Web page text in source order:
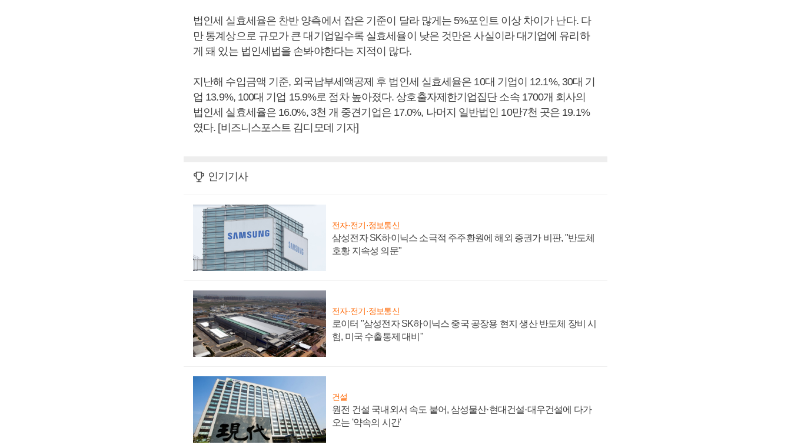
법인세 실효세율은 찬반 양측에서 잡은 기준이 달라 많게는 5%포인트 이상 차이가 난다. 다
만 통계상으로 규모가 큰 대기업일수록 실효세율이 낮은 것만은 사실이라 대기업에 유리하
게 돼 있는 법인세법을 손봐야한다는 지적이 많다.
지난해 수입금액 기준, 외국납부세액공제 후 법인세 실효세율은 10대 기업이 12.1%, 30대 기
업 13.9%, 100대 기업 15.9%로 점차 높아졌다. 상호출자제한기업집단 소속 1700개 회사의
법인세 실효세율은 16.0%, 3천 개 중견기업은 17.0%, 나머지 일반법인 10만7천 곳은 19.1%
였다. [비즈니스포스트 김디모데 기자]
인기기사
전자·전기·정보통신
삼성전자 SK하이닉스 소극적 주주환원에 해외 증권가 비판, "반도체
호황 지속성 의문"
전자·전기·정보통신
로이터 "삼성전자 SK하이닉스 중국 공장용 현지 생산 반도체 장비 시
험, 미국 수출통제 대비"
건설
원전 건설 국내외서 속도 붙어, 삼성물산·현대건설·대우건설에 다가
오는 '약속의 시간'